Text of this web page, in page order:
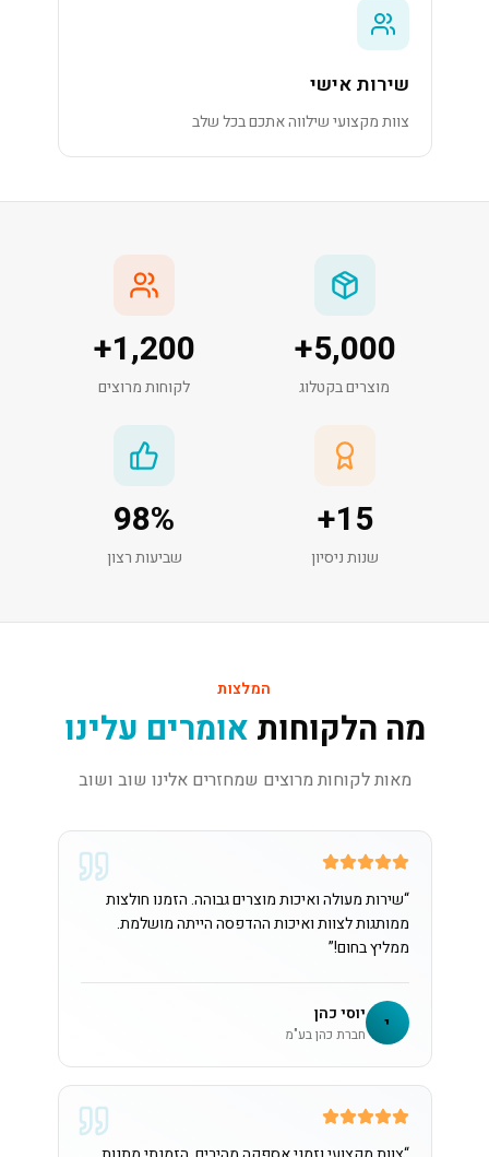
שירות אישי
צוות מקצועי שילווה אתכם בכל שלב
5,000
+
מוצרים בקטלוג
1,200
+
לקוחות מרוצים
15
+
שנות ניסיון
98%
שביעות רצון
המלצות
מה הלקוחות אומרים עלינו
מאות לקוחות מרוצים שמחזרים אלינו שוב ושוב
“שירות מעולה ואיכות מוצרים גבוהה. הזמנו חולצות
ממותגות לצוות ואיכות ההדפסה הייתה מושלמת.
ממליץ בחום!”
י יוסי כהן
חברת כהן בע"מ